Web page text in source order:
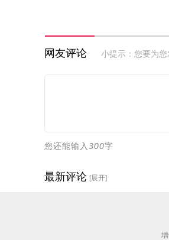
网友评论 小提示：您要为
您还能输入300字
最新评论 [展开]